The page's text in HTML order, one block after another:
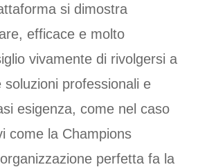
si dimostra
efficace e molto
vivamente di rivolgersi a
professionali e
esigenza, come nel caso
come la Champions
perfetta fa la